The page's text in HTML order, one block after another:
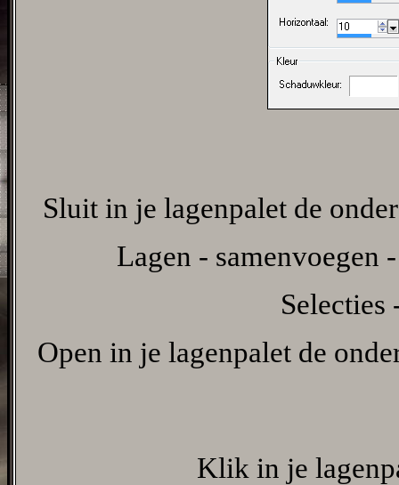
Sluit in je lagenpalet de
Lagen - samenvoegen
Selecties
Open in je lagenpalet de
Klik in je